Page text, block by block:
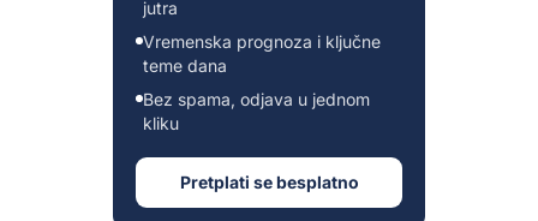
jutra
Vremenska prognoza i ključne
teme dana
Bez spama, odjava u jednom
kliku
Pretplati se besplatno